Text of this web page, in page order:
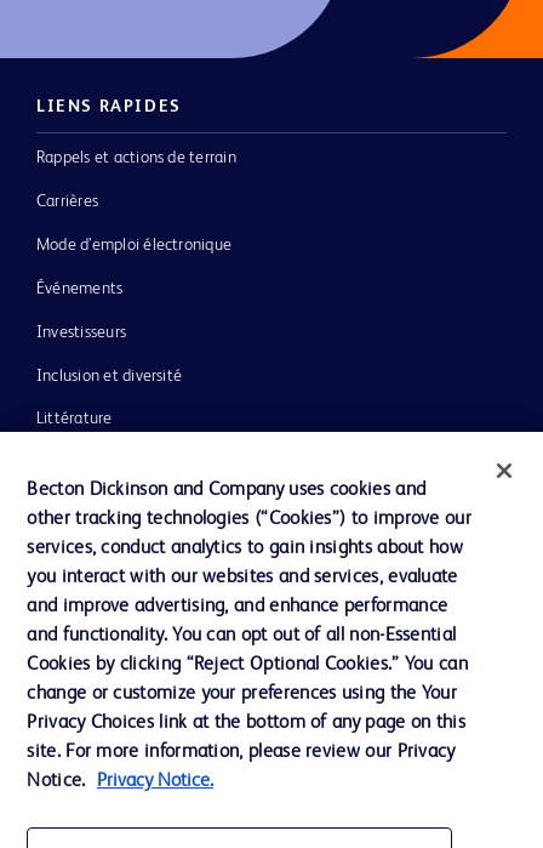
LIENS RAPIDES
Rappels et actions de terrain
Carrières
Mode d’emploi électronique
Événements
Investisseurs
Inclusion et diversité
Littérature
Notre entreprise
Éthique et conformité
Assistance
Nous contacter
Préférences en matière de cookies
Confidentialité
Becton Dickinson and Company uses cookies and
other tracking technologies (“Cookies”) to improve our
services, conduct analytics to gain insights about how
you interact with our websites and services, evaluate
and improve advertising, and enhance performance
and functionality. You can opt out of all non-Essential
Cookies by clicking “Reject Optional Cookies.” You can
change or customize your preferences using the Your
Privacy Choices link at the bottom of any page on this
site. For more information, please review our Privacy
Notice.
Privacy Notice.